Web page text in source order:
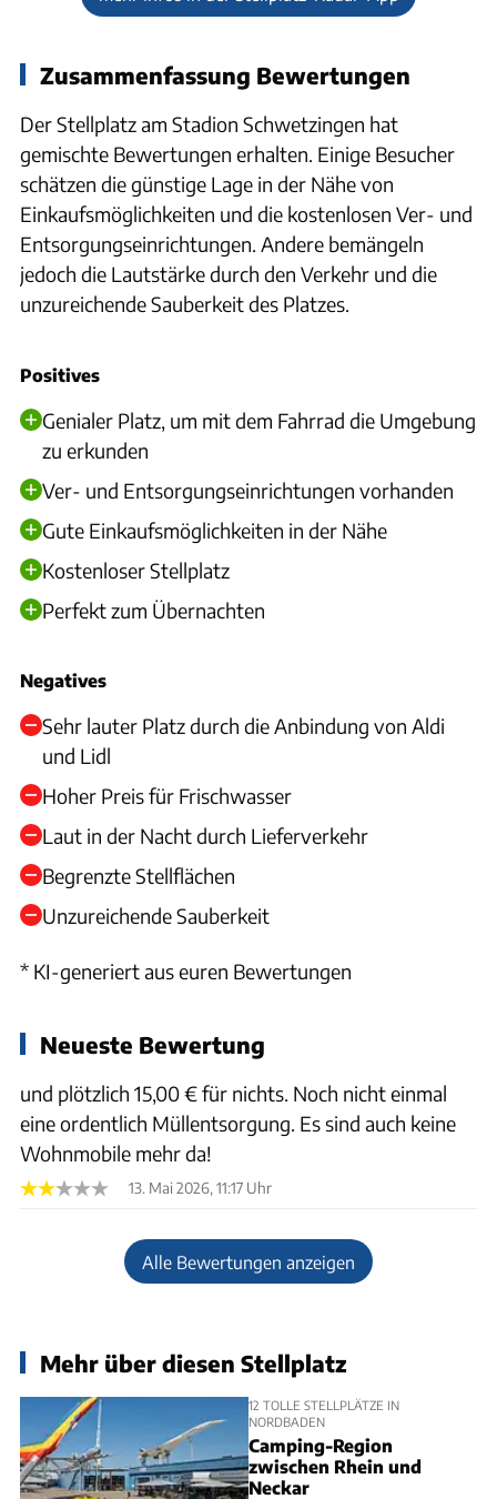
Zusammenfassung Bewertungen
Der Stellplatz am Stadion Schwetzingen hat
gemischte Bewertungen erhalten. Einige Besucher
schätzen die günstige Lage in der Nähe von
Einkaufsmöglichkeiten und die kostenlosen Ver- und
Entsorgungseinrichtungen. Andere bemängeln
jedoch die Lautstärke durch den Verkehr und die
unzureichende Sauberkeit des Platzes.
Positives
Genialer Platz, um mit dem Fahrrad die Umgebung
zu erkunden
Ver- und Entsorgungseinrichtungen vorhanden
Gute Einkaufsmöglichkeiten in der Nähe
Kostenloser Stellplatz
Perfekt zum Übernachten
Negatives
Sehr lauter Platz durch die Anbindung von Aldi
und Lidl
Hoher Preis für Frischwasser
Laut in der Nacht durch Lieferverkehr
Begrenzte Stellflächen
Unzureichende Sauberkeit
* KI-generiert aus euren Bewertungen
Neueste Bewertung
und plötzlich 15,00 € für nichts. Noch nicht einmal
eine ordentlich Müllentsorgung. Es sind auch keine
Wohnmobile mehr da!
13. Mai 2026, 11:17 Uhr
Alle Bewertungen anzeigen
Mehr über diesen Stellplatz
12 TOLLE STELLPLÄTZE IN
NORDBADEN
Camping-Region
zwischen Rhein und
Neckar